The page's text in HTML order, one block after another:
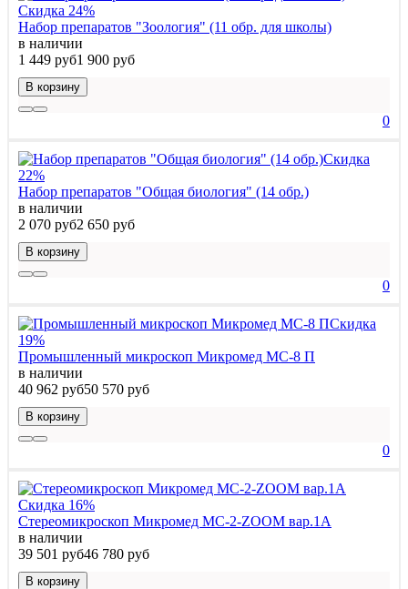
Скидка 24%
Набор препаратов "Зоология" (11 обр. для школы)
в наличии
1 449 руб1 900 руб
В корзину
0
Скидка
22%
Набор препаратов "Общая биология" (14 обр.)
в наличии
2 070 руб2 650 руб
В корзину
0
Скидка
19%
Промышленный микроскоп Микромед MC-8 П
в наличии
40 962 руб50 570 руб
В корзину
0
Скидка 16%
Стереомикроскоп Микромед MC-2-ZOOM вар.1A
в наличии
39 501 руб46 780 руб
В корзину